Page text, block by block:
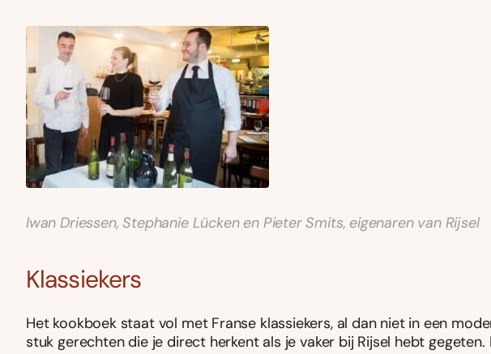
Iwan Driessen, Stephanie Lücken en Pieter Smits, eigenaren van Rijsel
Klassiekers
Het kookboek staat vol met Franse klassiekers, al dan niet in een
stuk gerechten die je direct herkent als je vaker bij Rijsel hebt